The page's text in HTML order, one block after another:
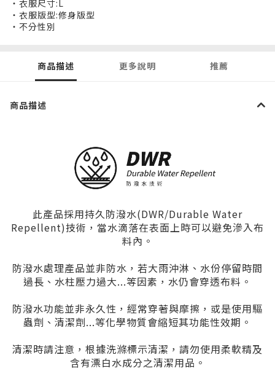
・衣服尺寸:L
・衣服版型:修身版型
・不分性別
商品描述 更多說明 推薦
商品描述
此產品採用持久防潑水(DWR/Durable Water
Repellent)技術，當水滴落在表面上時可以避免滲入布
料內。
防潑水處理產品並非防水，若大雨沖淋、水份停留時間
過長、水柱壓力過大...等因素，水仍會穿透布料。
防潑水功能並非永久性，經常穿著與摩擦，或是使用驅
蟲劑、清潔劑...等化學物質會縮短其功能性效期。
清潔時請注意，根據洗滌標示清潔，請勿使用柔軟精及
含有漂白水成分之清潔用品。